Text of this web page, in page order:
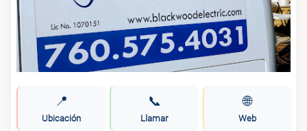
📍
Ubicación
📞
Llamar
🌐
Web